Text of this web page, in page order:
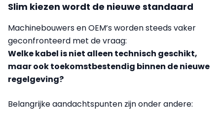
Slim kiezen wordt de nieuwe standaard
Machinebouwers en OEM’s worden steeds vaker
geconfronteerd met de vraag:
Welke kabel is niet alleen technisch geschikt,
maar ook toekomstbestendig binnen de nieuwe
regelgeving?
Belangrijke aandachtspunten zijn onder andere: